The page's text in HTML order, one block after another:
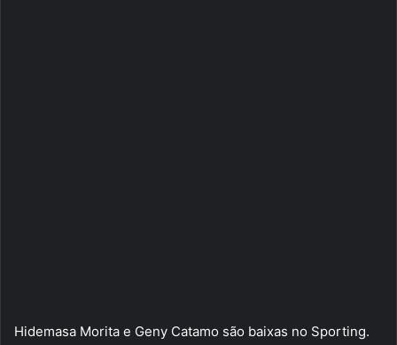
Hidemasa Morita e Geny Catamo são baixas no Sporting.